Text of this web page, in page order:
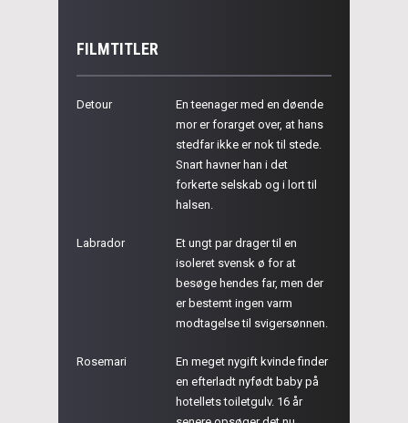
FILMTITLER
Detour
En teenager med en døende
mor er forarget over, at hans
stedfar ikke er nok til stede.
Snart havner han i det
forkerte selskab og i lort til
halsen.
Labrador
Et ungt par drager til en
isoleret svensk ø for at
besøge hendes far, men der
er bestemt ingen varm
modtagelse til svigersønnen.
Rosemari
En meget nygift kvinde finder
en efterladt nyfødt baby på
hotellets toiletgulv. 16 år